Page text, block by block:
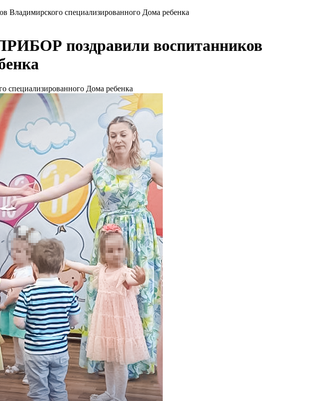
специализированного Дома ребенка
поздравили воспитанников
Дома ребенка